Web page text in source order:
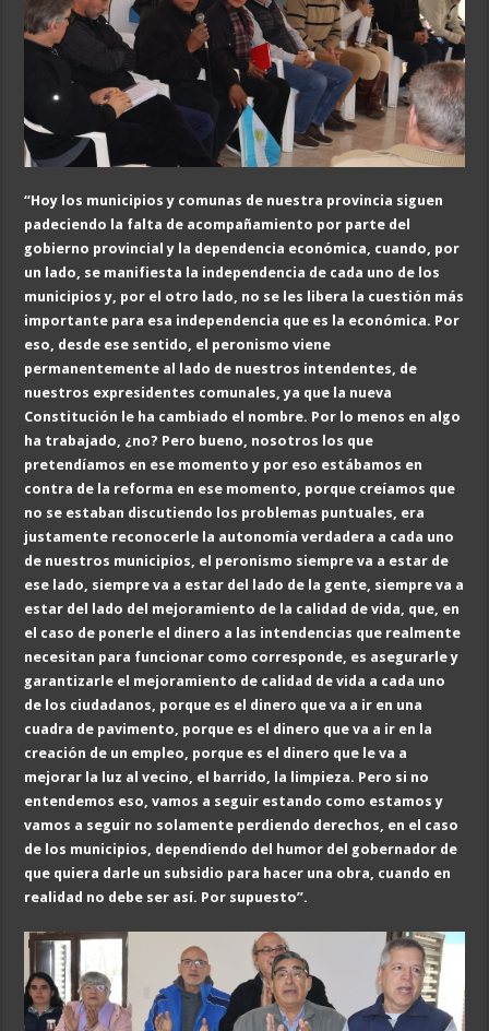
“Hoy los municipios y comunas de nuestra provincia siguen
padeciendo la falta de acompañamiento por parte del
gobierno provincial y la dependencia económica, cuando, por
un lado, se manifiesta la independencia de cada uno de los
municipios y, por el otro lado, no se les libera la cuestión más
importante para esa independencia que es la económica. Por
eso, desde ese sentido, el peronismo viene
permanentemente al lado de nuestros intendentes, de
nuestros expresidentes comunales, ya que la nueva
Constitución le ha cambiado el nombre. Por lo menos en algo
ha trabajado, ¿no? Pero bueno, nosotros los que
pretendíamos en ese momento y por eso estábamos en
contra de la reforma en ese momento, porque creíamos que
no se estaban discutiendo los problemas puntuales, era
justamente reconocerle la autonomía verdadera a cada uno
de nuestros municipios, el peronismo siempre va a estar de
ese lado, siempre va a estar del lado de la gente, siempre va a
estar del lado del mejoramiento de la calidad de vida, que, en
el caso de ponerle el dinero a las intendencias que realmente
necesitan para funcionar como corresponde, es asegurarle y
garantizarle el mejoramiento de calidad de vida a cada uno
de los ciudadanos, porque es el dinero que va a ir en una
cuadra de pavimento, porque es el dinero que va a ir en la
creación de un empleo, porque es el dinero que le va a
mejorar la luz al vecino, el barrido, la limpieza. Pero si no
entendemos eso, vamos a seguir estando como estamos y
vamos a seguir no solamente perdiendo derechos, en el caso
de los municipios, dependiendo del humor del gobernador de
que quiera darle un subsidio para hacer una obra, cuando en
realidad no debe ser así. Por supuesto”.